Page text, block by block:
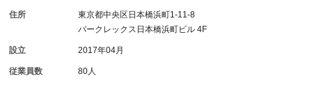
住所
東京都中央区日本橋浜町1-11-8
パークレックス日本橋浜町ビル 4F
設立 2017年04月
従業員数 80人